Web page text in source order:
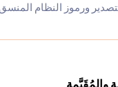
ورموز النظام